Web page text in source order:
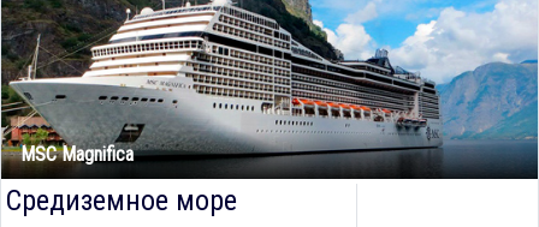
MSC Magnifica
Средиземное море